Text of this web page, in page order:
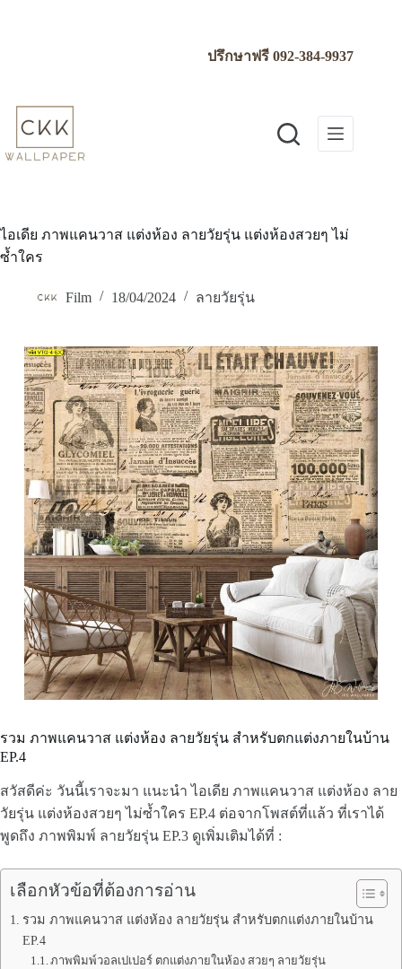
ปรึกษาฟรี092-384-9937
ไอเดีย ภาพแคนวาส แต่งห้อง ลายวัยรุ่น แต่งห้องสวยๆ ไม่
ซ้ำใคร
Film 18/04/2024 ลายวัยรุ่น
รวม ภาพแคนวาส แต่งห้อง ลายวัยรุ่น สำหรับตกแต่งภายในบ้าน
EP.4
สวัสดีค่ะ วันนี้เราจะมา แนะนำ ไอเดีย ภาพแคนวาส แต่งห้อง ลาย
วัยรุ่น แต่งห้องสวยๆ ไม่ซ้ำใคร EP.4 ต่อจากโพสต์ที่แล้ว ที่เราได้
พูดถึง ภาพพิมพ์ ลายวัยรุ่น EP.3 ดูเพิ่มเติมได้ที่ :
เลือกหัวข้อที่ต้องการอ่าน
รวม ภาพแคนวาส แต่งห้อง ลายวัยรุ่น สำหรับตกแต่งภายในบ้าน
EP.4
ภาพพิมพ์วอลเปเปอร์ ตกแต่งภายในห้อง สวยๆ ลายวัยรุ่น